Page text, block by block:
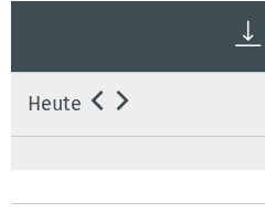
Heute